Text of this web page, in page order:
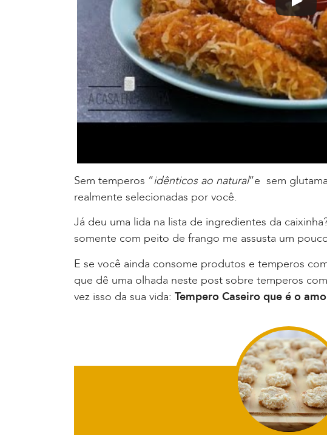
Sem temperos “idênticos ao natural“e sem
realmente selecionadas por você.
Já deu uma lida na lista de ingredientes da
somente com peito de frango me assusta um
E se você ainda consome produtos e temperos
que dê uma olhada neste post sobre temperos
vez isso da sua vida: Tempero Caseiro que é o